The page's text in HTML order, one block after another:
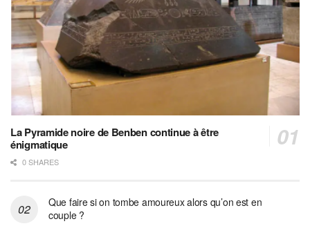
La Pyramide noire de Benben continue à être
énigmatique
0 SHARES
Que faire si on tombe amoureux alors qu’on est en
couple ?